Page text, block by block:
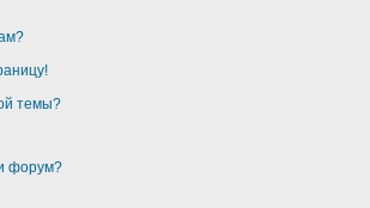
темы?
форум?